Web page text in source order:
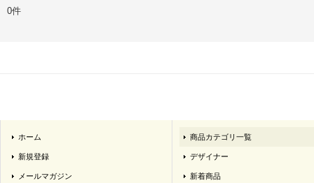
0件
ホーム
新規登録
メールマガジン
商品カテゴリ一覧
デザイナー
新着商品